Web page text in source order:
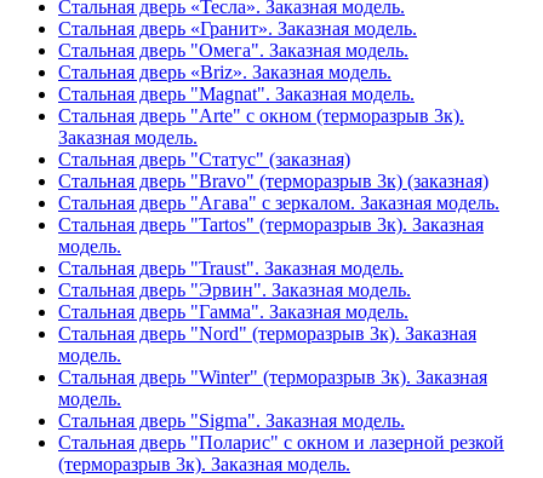
Стальная дверь «Тесла». Заказная модель.
Стальная дверь «Гранит». Заказная модель.
Стальная дверь "Омега". Заказная модель.
Стальная дверь «Briz». Заказная модель.
Стальная дверь "Magnat". Заказная модель.
Стальная дверь "Arte" с окном (терморазрыв 3к).
Заказная модель.
Стальная дверь "Статус" (заказная)
Стальная дверь "Bravo" (терморазрыв 3к) (заказная)
Стальная дверь "Агава" с зеркалом. Заказная модель.
Стальная дверь "Tartos" (терморазрыв 3к). Заказная
модель.
Стальная дверь "Traust". Заказная модель.
Стальная дверь "Эрвин". Заказная модель.
Стальная дверь "Гамма". Заказная модель.
Стальная дверь "Nord" (терморазрыв 3к). Заказная
модель.
Стальная дверь "Winter" (терморазрыв 3к). Заказная
модель.
Стальная дверь "Sigma". Заказная модель.
Стальная дверь "Поларис" с окном и лазерной резкой
(терморазрыв 3к). Заказная модель.